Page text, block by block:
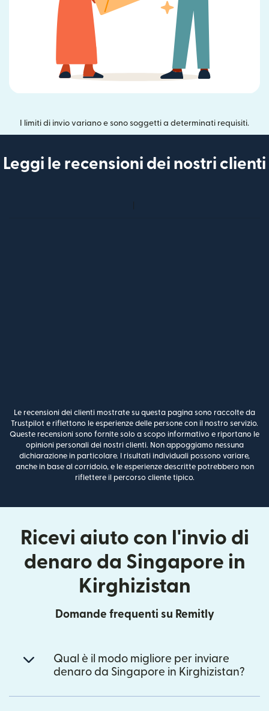
I limiti di invio variano e sono soggetti a determinati requisiti.
Leggi le recensioni dei nostri clienti
Le recensioni dei clienti mostrate su questa pagina sono raccolte da
Trustpilot e riflettono le esperienze delle persone con il nostro servizio.
Queste recensioni sono fornite solo a scopo informativo e riportano le
opinioni personali dei nostri clienti. Non appoggiamo nessuna
dichiarazione in particolare. I risultati individuali possono variare,
anche in base al corridoio, e le esperienze descritte potrebbero non
riflettere il percorso cliente tipico.
Ricevi aiuto con l'invio di
denaro da Singapore in
Kirghizistan
Domande frequenti su Remitly
Qual è il modo migliore per inviare
denaro da Singapore in Kirghizistan?